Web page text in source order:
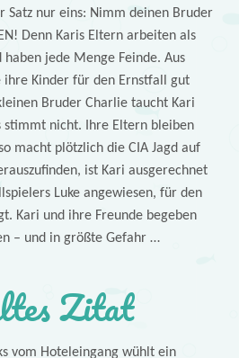
Satz nur eins: Nimm deinen Bruder
Denn Karis Eltern arbeiten als
jede Menge Feinde. Aus
ihre Kinder für den Ernstfall gut
Bruder Charlie taucht Kari
stimmt nicht. Ihre Eltern bleiben
macht plötzlich die CIA Jagd auf
ist Kari ausgerechnet
Luke angewiesen, für den
Kari und ihre Freunde begeben
– und in größte Gefahr …
Zitat
vom Hoteleingang wühlt ein